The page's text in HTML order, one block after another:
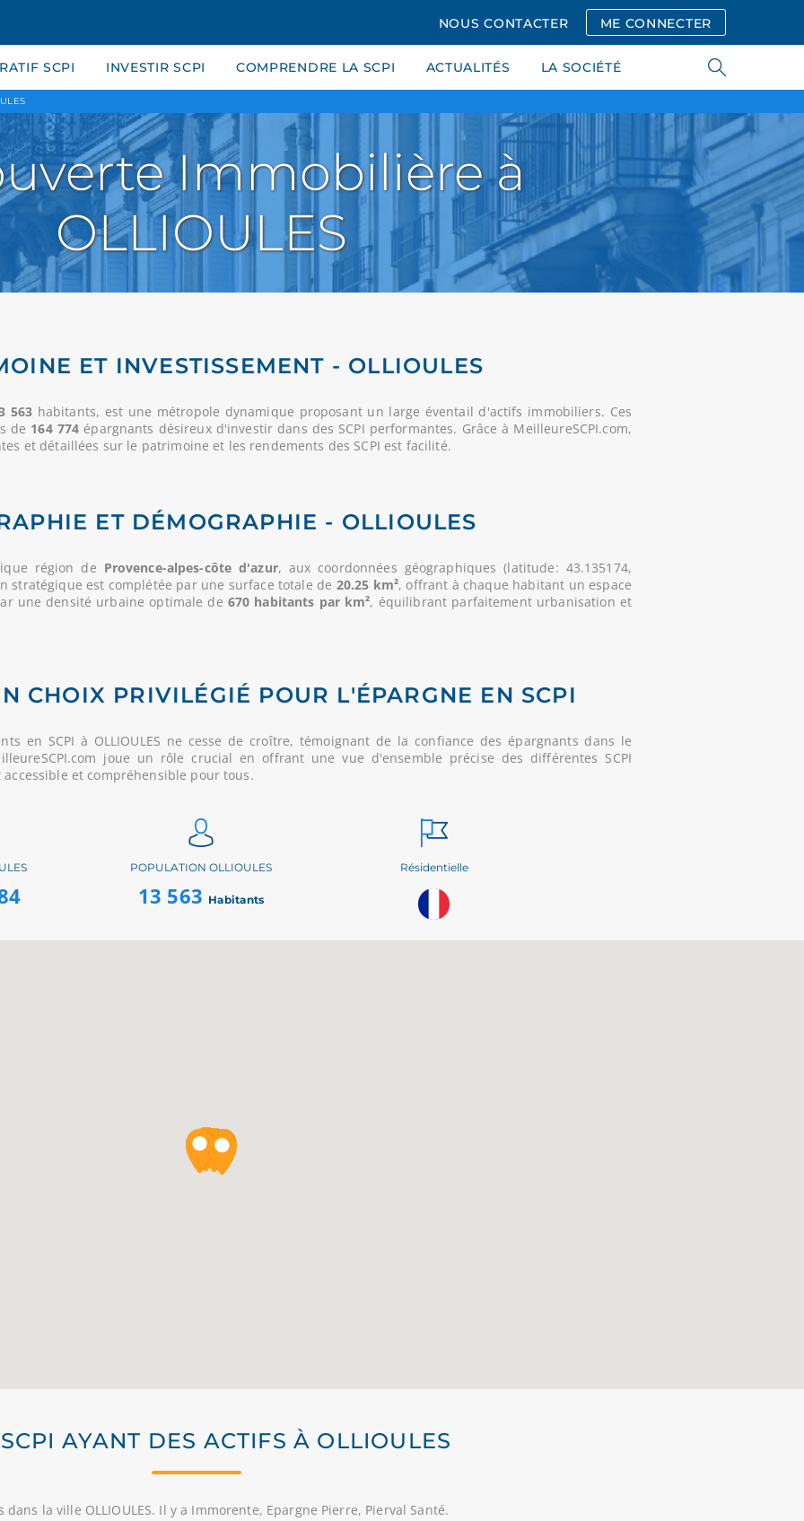
NOUS CONTACTER ME CONNECTER
SCPI INVESTIR SCPI COMPRENDRE LA SCPI ACTUALITÉS LA SOCIÉTÉ
Immobilière à
OLLIOULES
ET INVESTISSEMENT - OLLIOULES
563 habitants, est une métropole dynamique proposant un large éventail d'actifs immobiliers. Ces
de 164 774 épargnants désireux d'investir dans des SCPI performantes. Grâce à MeilleureSCPI.com,
et détaillées sur le patrimoine et les rendements des SCPI est facilité.
ET DÉMOGRAPHIE - OLLIOULES
région de Provence-alpes-côte d'azur, aux coordonnées géographiques (latitude: 43.135174,
stratégique est complétée par une surface totale de 20.25 km², offrant à chaque habitant un espace
une densité urbaine optimale de 670 habitants par km², équilibrant parfaitement urbanisation et
CHOIX PRIVILÉGIÉ POUR L'ÉPARGNE EN SCPI
en SCPI à OLLIOULES ne cesse de croître, témoignant de la confiance des épargnants dans le
joue un rôle crucial en offrant une vue d'ensemble précise des différentes SCPI
et compréhensible pour tous.
POPULATION OLLIOULES
13 563 Habitants
Résidentielle
AYANT DES ACTIFS À OLLIOULES
la ville OLLIOULES. Il y a Immorente, Epargne Pierre, Pierval Santé.